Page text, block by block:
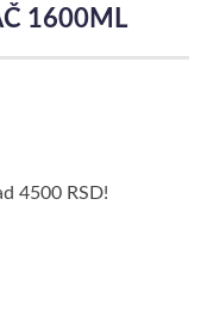
1600ML
4500 RSD!